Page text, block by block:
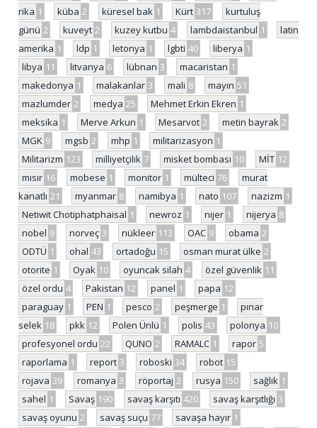
rika 1 küba 2 küresel bak 1 Kürt 317
kurtuluş
günü 2 kuveyt 2 kuzey kutbu 4 lambdaistanbul 1
latin
amerika 1 ldp 1 letonya 1 lgbti 40 liberya 1
libya 11 litvanya 6 lübnan 3 macaristan 1
makedonya 1 malakanlar 3 mali 8 mayın 51
mazlumder 2 medya 25 Mehmet Erkin Ekren 1
meksika 1 Merve Arkun 1 Mesarvot 2 metin bayrak 2
MGK 9 mgsb 2 mhp 1 militarizasyon 1
Militarizm 123 milliyetçilik 7 misket bombası 10 MİT 12
mısır 16 mobese 1 monitor 1 mülteci 76
murat
kanatlı 21 myanmar 8 namibya 1 nato 107 nazizm 1
Netiwit Chotiphatphaisal 1 newroz 1 nijer 1 nijerya 8
nobel 9 norveç 3 nükleer 113 OAC 9 obama 2
ODTÜ 1 ohal 43 ortadoğu 15 osman murat ülke 2
otorite 1 Oyak 10 oyuncak silah 4 özel güvenlik 11
özel ordu 4 Pakistan 12 panel 1 papa 12
paraguay 1 PEN 1 pesco 2 peşmerge 1
pınar
selek 18 pkk 12 Polen Ünlü 1 polis 43 polonya 10
profesyonel ordu 22 QUNO 2 RAMALC 1 rapor 5
raporlama 1 report 3 roboski 34 robot 15
rojava 39 romanya 3 röportaj 2 rusya 150 sağlık 1
sahel 1 Savaş 190 savaş karşıtı 420 savaş karşıtlığı 3
savaş oyunu 2 savaş suçu 77 savaşa hayır 1